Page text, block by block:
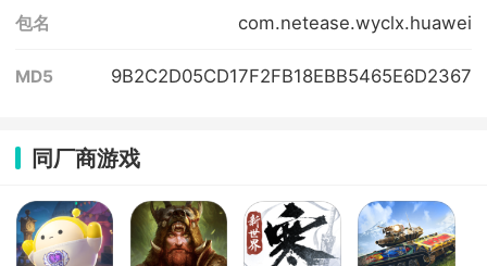
包名 com.netease.wyclx.huawei
MD5 9B2C2D05CD17F2FB18EBB5465E6D2367
同厂商游戏